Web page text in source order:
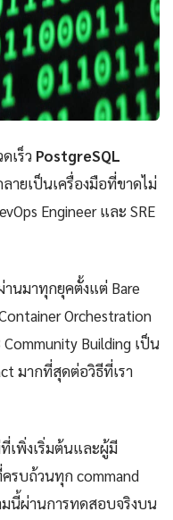
เร็ว PostgreSQL
ายเป็นเครื่องมือที่ขาดไม่
Engineer และ SRE
นมาทุกยุคตั้งแต่ Bare
Orchestration
Building เป็น
มากที่สุดต่อวิธีที่เรา
เพิ่งเริ่มต้นและผู้มี
รบถ้วนทุก command
นี้ผ่านการทดสอบจริงบน